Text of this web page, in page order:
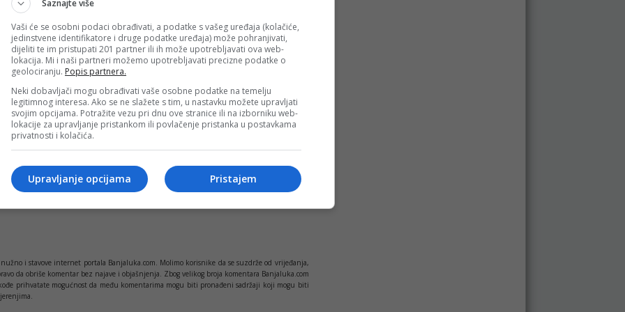
Srpske odbačen je zbog nenadležnosti Ustavnog
slučaju radi o zakonima koje je donijela Narodna skupština
institucije BiH koje bi mogle da imaju konkurentnu
toga ne postoji ni spor o tom pitanju.
PRIJAVI GREŠKU
Kopirati
i stavove internet portala Banjaluka.com. Molimo korisnike da se suzdrže od vrijeđanja,
da obriše komentar bez najave i objašnjenja. Zbog velikog broja komentara Banjaluka.com
prihvatate mogućnost da među komentarima mogu biti pronađeni sadržaji koji mogu biti
Saznajte više
Vaši će se osobni podaci obrađivati, a podatke s vašeg uređaja (kolačiće,
jedinstvene identifikatore i druge podatke uređaja) može pohranjivati,
dijeliti te im pristupati 201 partner ili ih može upotrebljavati ova web-
lokacija. Mi i naši partneri možemo upotrebljavati precizne podatke o
geolociranju. Popis partnera.
Neki dobavljači mogu obrađivati vaše osobne podatke na temelju
legitimnog interesa. Ako se ne slažete s tim, u nastavku možete upravljati
svojim opcijama. Potražite vezu pri dnu ove stranice ili na izborniku web-
lokacije za upravljanje pristankom ili povlačenje pristanka u postavkama
privatnosti i kolačića.
Pristajem
Upravljanje opcijama